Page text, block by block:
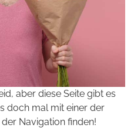
aber diese Seite gibt es
doch mal mit einer der
Navigation finden!